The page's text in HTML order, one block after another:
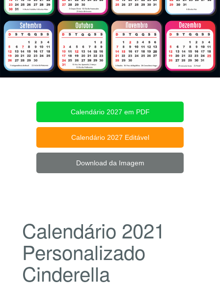
Calendário 2027 em PDF
Calendário 2027 Editável
Download da Imagem
Calendário 2021
Personalizado
Cinderella